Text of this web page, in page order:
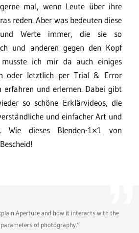
mal, wenn Leute über ihre
reden. Aber was bedeuten diese
Werte immer, die sie so
und anderen gegen den Kopf
musste ich mir da auch einiges
oder letztlich per Trial & Error
erfahren und erlernen. Dabei gibt
so schöne Erklärvideos, die
und einfacher Art und
Wie dieses Blenden-1×1 von
Aperture and how it interacts with the
of photography.“